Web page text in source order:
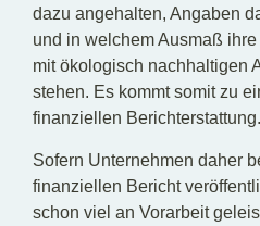
dazu angehalten, Angaben
und in welchem Ausmaß
mit ökologisch nachhaltigen
stehen. Es kommt somit zu
finanziellen Berichterstattung.
Sofern Unternehmen daher
finanziellen Bericht
schon viel an Vorarbeit